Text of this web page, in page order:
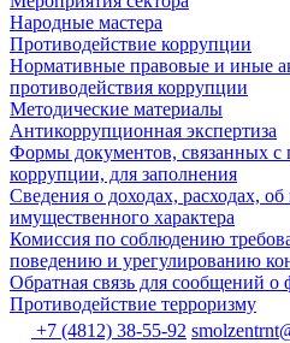
Народные мастера
Противодействие коррупции
Нормативные правовые и иные
противодействия коррупции
Методические материалы
Антикоррупционная экспертиза
Формы документов, связанных с
коррупции, для заполнения
Сведения о доходах, расходах,
имущественного характера
Комиссия по соблюдению
поведению и урегулированию
Обратная связь для сообщений о
Противодействие терроризму
+7 (4812) 38-55-92